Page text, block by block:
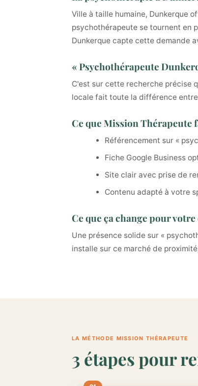
Ville à taille humaine, Dunkerque
psychothérapeute se tournent en
Dunkerque capte cette demande
« Psychothérapeute
C'est sur cette recherche précise
locale fait toute la différence
Ce que Mission Thérapeute
Référencement sur «
Fiche Google Business
Site clair avec prise de
Contenu adapté à votre
Ce que ça change pour
Une présence solide sur «
installe sur ce marché de
LA MÉTHODE MISSION THÉRAPEUTE
3 étapes pour